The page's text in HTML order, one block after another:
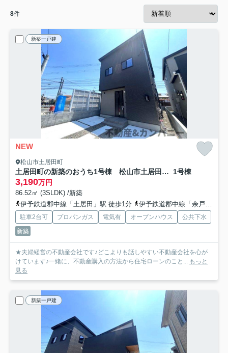
8件
新築一戸建
NEW
松山市土居田町
土居田町の新築のおうち1号棟 松山市土居田町新築戸建 1号棟
3,190万円
86.52㎡ (3SLDK) /新築
伊予鉄道郡中線「土居田」駅 徒歩1分
伊予鉄道郡中線「余戸」駅 徒歩17分
駐車2台可 プロパンガス 電気有 オープンハウス
公共下水
新築
★夫婦経営の不動産会社です♪どこよりも話しやすい不動産会社を心が
けています♪一緒に、不動産購入の方法から住宅ローンのこと...
もっと
見る
新築一戸建